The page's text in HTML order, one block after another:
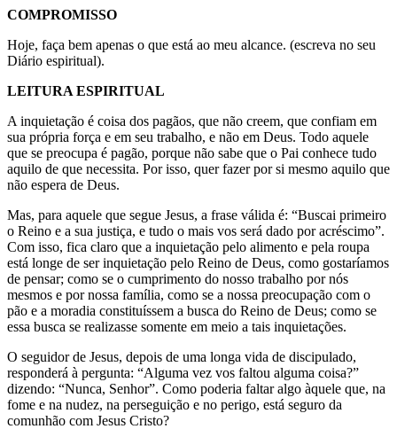
COMPROMISSO
Hoje, faça bem apenas o que está ao meu alcance. (escreva no seu
Diário espiritual).
LEITURA ESPIRITUAL
A inquietação é coisa dos pagãos, que não creem, que confiam em
sua própria força e em seu trabalho, e não em Deus. Todo aquele
que se preocupa é pagão, porque não sabe que o Pai conhece tudo
aquilo de que necessita. Por isso, quer fazer por si mesmo aquilo que
não espera de Deus.
Mas, para aquele que segue Jesus, a frase válida é: “Buscai primeiro
o Reino e a sua justiça, e tudo o mais vos será dado por acréscimo”.
Com isso, fica claro que a inquietação pelo alimento e pela roupa
está longe de ser inquietação pelo Reino de Deus, como gostaríamos
de pensar; como se o cumprimento do nosso trabalho por nós
mesmos e por nossa família, como se a nossa preocupação com o
pão e a moradia constituíssem a busca do Reino de Deus; como se
essa busca se realizasse somente em meio a tais inquietações.
O seguidor de Jesus, depois de uma longa vida de discipulado,
responderá à pergunta: “Alguma vez vos faltou alguma coisa?”
dizendo: “Nunca, Senhor”. Como poderia faltar algo àquele que, na
fome e na nudez, na perseguição e no perigo, está seguro da
comunhão com Jesus Cristo?